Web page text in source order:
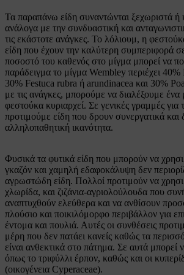
Τα παραπάνω είδη συναντώνται ξεχωριστά ή
ανάλογα με την συνδυαστική και
τις εκάστοτε ανάγκες. Το λόλιουμ, η
είδη που έχουν την καλύτερη συμπεριφορά
ποσοστό του καθενός στο μίγμα μπορεί να
παράδειγμα το μίγμα Wembley περιέχει
30% Festuca rubra ή arundinacea και 30%
με τις ανάγκες, μπορούμε να διαλέξουμε ένα
φεστούκα κυριαρχεί. Σε γενικές γραμμές για
προτιμούμε είδη που δρουν συνεργατικά και
αλληλοπαθητική ικανότητα.
Φυσικά τα φυτικά είδη που μπορούν να
γκαζόν και χαμηλή εδαφοκάλυψη δεν
αγρωστώδη είδη. Πολλοί προτιμούν να
χλωρίδα, και ζιζάνια-αγριολούλουδα που
αναπτυχθούν ελεύθερα και να ανθίσουν
πλούσιο και ποικιλόμορφο περιβάλλον για
έντομα και πουλιά. Αυτές οι συνθέσεις
μέρη που δεν πατάει κανείς καθώς τα
είναι ανθεκτικά στο πάτημα. Σε αυτά
όπως το τριφύλλι έρπον, καθώς και οι
(οικογένεια Cyperaceae).